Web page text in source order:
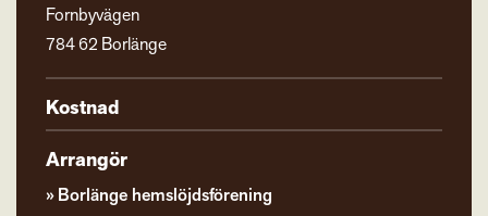
Fornbyvägen
784 62 Borlänge
Kostnad
Arrangör
Borlänge hemslöjdsförening